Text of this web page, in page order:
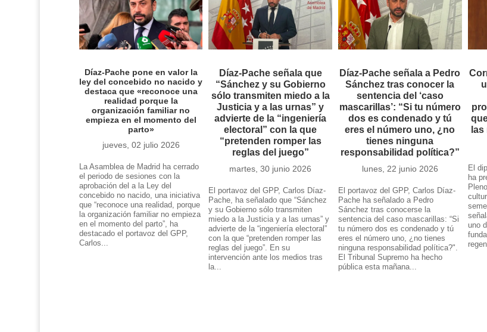
Díaz-Pache pone en valor la
ley del concebido no nacido y
destaca que «reconoce una
realidad porque la
organización familiar no
empieza en el momento del
parto»
jueves, 02 julio 2026
La Asamblea de Madrid ha cerrado
el periodo de sesiones con la
aprobación del a la Ley del
concebido no nacido, una iniciativa
que “reconoce una realidad, porque
la organización familiar no empieza
en el momento del parto”, ha
destacado el portavoz del GPP,
Carlos...
Díaz-Pache señala que
“Sánchez y su Gobierno
sólo transmiten miedo a la
Justicia y a las urnas” y
advierte de la “ingeniería
electoral” con la que
“pretenden romper las
reglas del juego”
martes, 30 junio 2026
El portavoz del GPP, Carlos Díaz-
Pache, ha señalado que “Sánchez
y su Gobierno sólo transmiten
miedo a la Justicia y a las urnas” y
advierte de la “ingeniería electoral”
con la que “pretenden romper las
reglas del juego”. En su
intervención ante los medios tras
la...
Díaz-Pache señala a Pedro
Sánchez tras conocer la
sentencia del ‘caso
mascarillas’: “Si tu número
dos es condenado y tú
eres el número uno, ¿no
tienes ninguna
responsabilidad política?”
lunes, 22 junio 2026
El portavoz del GPP, Carlos Díaz-
Pache ha señalado a Pedro
Sánchez tras conocerse la
sentencia del caso mascarillas: “Si
tu número dos es condenado y tú
eres el número uno, ¿no tienes
ninguna responsabilidad política?".
El Tribunal Supremo ha hecho
pública esta mañana...
El
ha
uno